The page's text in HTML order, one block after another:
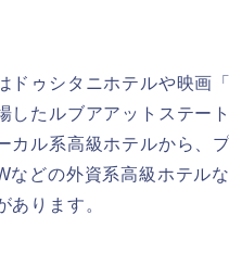
ドゥシタニホテルや映画
したルブアアットステー
カル系高級ホテルから、プ
などの外資系高級ホテル
あります。